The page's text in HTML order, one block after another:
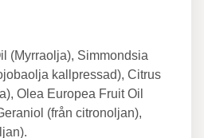
(Myrraolja), Simmondsia
kallpressad), Citrus
Olea Europea Fruit Oil
(från citronoljan),